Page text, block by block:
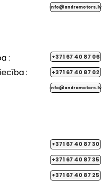
info@andremotors.lv
:
:
+371 67 40 87 06
+371 67 40 87 02
info@andremotors.lv
+371 67 40 87 30
+371 67 40 87 35
+371 67 40 87 25